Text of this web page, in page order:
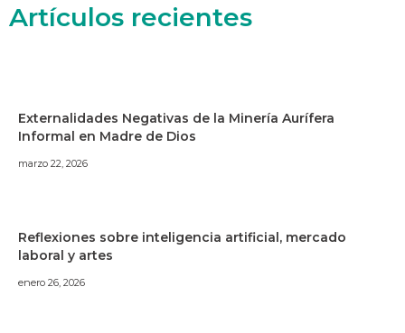
Artículos recientes
Externalidades Negativas de la Minería Aurífera
Informal en Madre de Dios
marzo 22, 2026
Reflexiones sobre inteligencia artificial, mercado
laboral y artes
enero 26, 2026